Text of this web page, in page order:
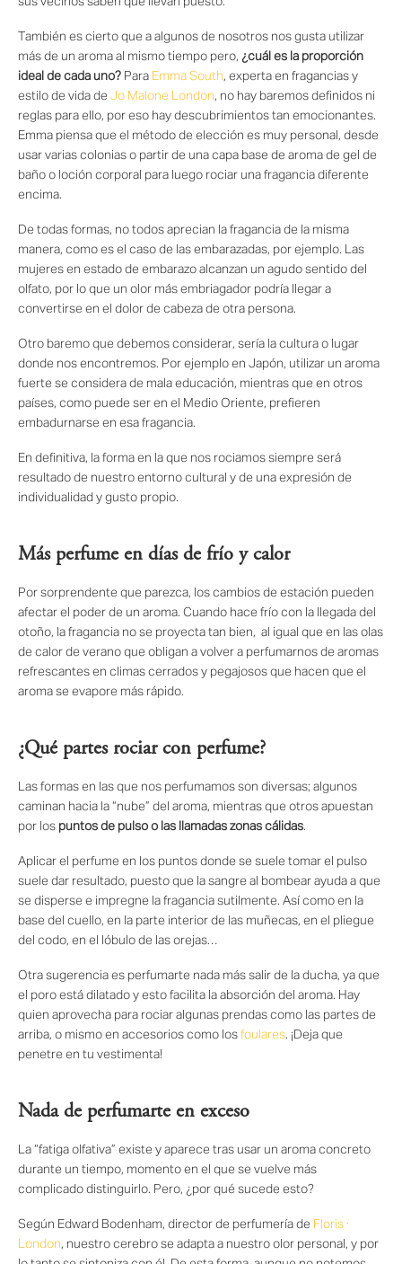
También es cierto que a algunos de nosotros nos gusta utilizar
más de un aroma al mismo tiempo pero, ¿cuál es la proporción
ideal de cada uno? Para Emma South, experta en fragancias y
estilo de vida de Jo Malone London, no hay baremos definidos ni
reglas para ello, por eso hay descubrimientos tan emocionantes.
Emma piensa que el método de elección es muy personal, desde
usar varias colonias o partir de una capa base de aroma de gel de
baño o loción corporal para luego rociar una fragancia diferente
encima.
De todas formas, no todos aprecian la fragancia de la misma
manera, como es el caso de las embarazadas, por ejemplo. Las
mujeres en estado de embarazo alcanzan un agudo sentido del
olfato, por lo que un olor más embriagador podría llegar a
convertirse en el dolor de cabeza de otra persona.
Otro baremo que debemos considerar, sería la cultura o lugar
donde nos encontremos. Por ejemplo en Japón, utilizar un aroma
fuerte se considera de mala educación, mientras que en otros
países, como puede ser en el Medio Oriente, prefieren
embadurnarse en esa fragancia.
En definitiva, la forma en la que nos rociamos siempre será
resultado de nuestro entorno cultural y de una expresión de
individualidad y gusto propio.
Más perfume en días de frío y calor
Por sorprendente que parezca, los cambios de estación pueden
afectar el poder de un aroma. Cuando hace frío con la llegada del
otoño, la fragancia no se proyecta tan bien, al igual que en las olas
de calor de verano que obligan a volver a perfumarnos de aromas
refrescantes en climas cerrados y pegajosos que hacen que el
aroma se evapore más rápido.
¿Qué partes rociar con perfume?
Las formas en las que nos perfumamos son diversas; algunos
caminan hacia la “nube” del aroma, mientras que otros apuestan
por los puntos de pulso o las llamadas zonas cálidas.
Aplicar el perfume en los puntos donde se suele tomar el pulso
suele dar resultado, puesto que la sangre al bombear ayuda a que
se disperse e impregne la fragancia sutilmente. Así como en la
base del cuello, en la parte interior de las muñecas, en el pliegue
del codo, en el lóbulo de las orejas…
Otra sugerencia es perfumarte nada más salir de la ducha, ya que
el poro está dilatado y esto facilita la absorción del aroma. Hay
quien aprovecha para rociar algunas prendas como las partes de
arriba, o mismo en accesorios como los foulares. ¡Deja que
penetre en tu vestimenta!
Nada de perfumarte en exceso
La “fatiga olfativa” existe y aparece tras usar un aroma concreto
durante un tiempo, momento en el que se vuelve más
complicado distinguirlo. Pero, ¿por qué sucede esto?
Según Edward Bodenham, director de perfumería de Floris ·
London, nuestro cerebro se adapta a nuestro olor personal, y por